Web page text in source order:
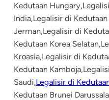
Kedutaan
India,Legalisir di
Jerman,Legalisir di
Kedutaan Korea
Kroasia,Legalisir di
Kedutaan
Saudi,Legalisir di
Kedutaan Brunei